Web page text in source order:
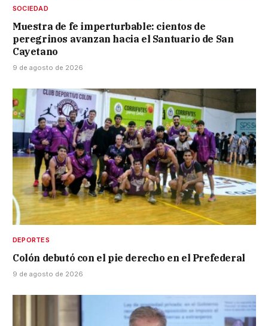
SOCIEDAD
Muestra de fe imperturbable: cientos de
peregrinos avanzan hacia el Santuario de San
Cayetano
9 de agosto de 2026
DEPORTES
Colón debutó con el pie derecho en el Prefederal
9 de agosto de 2026